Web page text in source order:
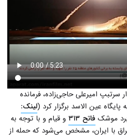
سرتبپ امیرعلی حاجی‌زاده، فرمانده
عین الاسد برگزار کرد (لینک:
برد موشک فاتح ۳۱۳
و قیام و با توجه به
با ایران، مشخص می‌شود که حمله از